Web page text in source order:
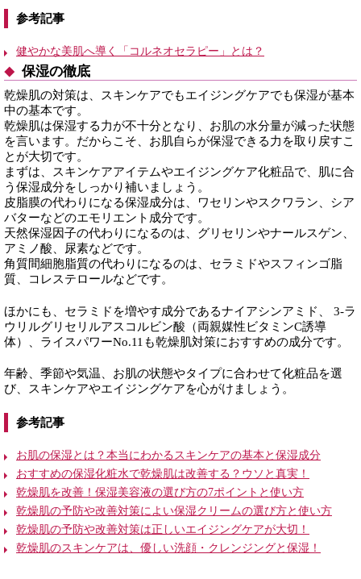
参考記事
健やかな美肌へ導く「コルネオセラピー」とは？
保湿の徹底
乾燥肌の対策は、スキンケアでもエイジングケアでも保湿が基本
中の基本です。
乾燥肌は保湿する力が不十分となり、お肌の水分量が減った状態
を言います。だからこそ、お肌自らが保湿できる力を取り戻すこ
とが大切です。
まずは、スキンケアアイテムやエイジングケア化粧品で、肌に合
う保湿成分をしっかり補いましょう。
皮脂膜の代わりになる保湿成分は、ワセリンやスクワラン、シア
バターなどのエモリエント成分です。
天然保湿因子の代わりになるのは、グリセリンやナールスゲン、
アミノ酸、尿素などです。
角質間細胞脂質の代わりになるのは、セラミドやスフィンゴ脂
質、コレステロールなどです。
ほかにも、セラミドを増やす成分であるナイアシンアミド、 3-ラ
ウリルグリセリルアスコルビン酸（両親媒性ビタミンC誘導
体）、ライスパワーNo.11も乾燥肌対策におすすめの成分です。
年齢、季節や気温、お肌の状態やタイプに合わせて化粧品を選
び、スキンケアやエイジングケアを心がけましょう。
参考記事
お肌の保湿とは？本当にわかるスキンケアの基本と保湿成分
おすすめの保湿化粧水で乾燥肌は改善する？ウソと真実！
乾燥肌を改善！保湿美容液の選び方の7ポイントと使い方
乾燥肌の予防や改善対策によい保湿クリームの選び方と使い方
乾燥肌の予防や改善対策は正しいエイジングケアが大切！
乾燥肌のスキンケアは、優しい洗顔・クレンジングと保湿！